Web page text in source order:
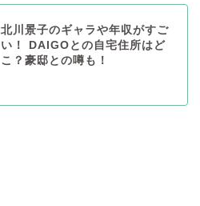
北川景子のギャラや年収がすご
い！ DAIGOとの自宅住所はど
こ？豪邸との噂も！